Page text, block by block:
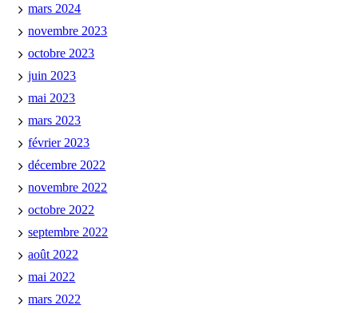
mars 2024
novembre 2023
octobre 2023
juin 2023
mai 2023
mars 2023
février 2023
décembre 2022
novembre 2022
octobre 2022
septembre 2022
août 2022
mai 2022
mars 2022